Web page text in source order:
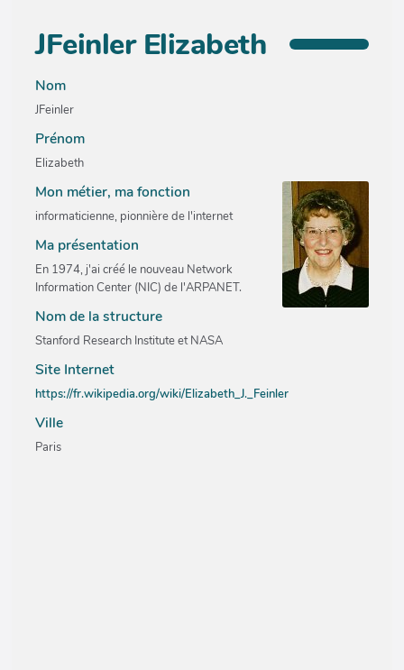
JFeinler Elizabeth
Nom
JFeinler
Prénom
Elizabeth
Mon métier, ma fonction
informaticienne, pionnière de l'internet
Ma présentation
En 1974, j'ai créé le nouveau Network
Information Center (NIC) de l'ARPANET.
Nom de la structure
Stanford Research Institute et NASA
Site Internet
https://fr.wikipedia.org/wiki/Elizabeth_J._Feinler
Ville
Paris